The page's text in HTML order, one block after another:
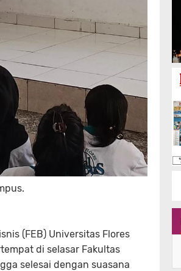
(FEB) Universitas Flores
di selasar Fakultas
selesai dengan suasana